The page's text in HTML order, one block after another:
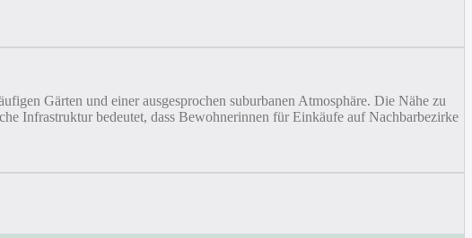
Gärten und einer ausgesprochen suburbanen Atmosphäre. Die Nähe zu
Infrastruktur bedeutet, dass Bewohnerinnen für Einkäufe auf Nachbarbezirke